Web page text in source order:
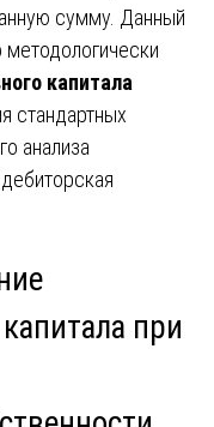
сумму. Данный
методологически
капитала
стандартных
анализа
при